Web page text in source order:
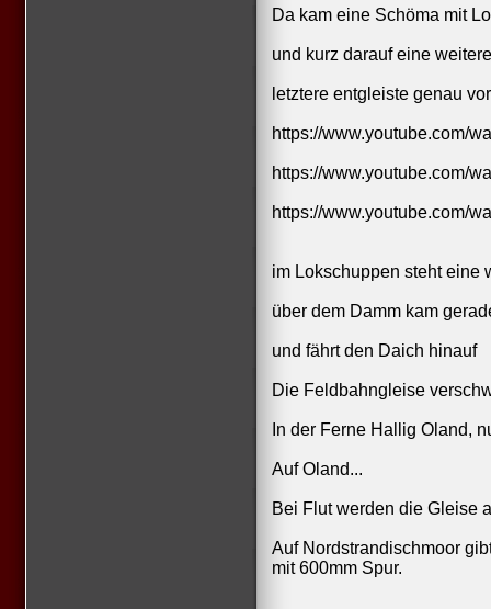
Da kam eine Schöma mit
und kurz darauf eine
letztere entgleiste genau
https://www.youtube.com/
https://www.youtube.com/
https://www.youtube.com/
im Lokschuppen steht eine
über dem Damm kam
und fährt den Daich hinauf
Die Feldbahngleise
In der Ferne Hallig Oland,
Auf Oland...
Bei Flut werden die Gleise
Auf Nordstrandischmoor
mit 600mm Spur.